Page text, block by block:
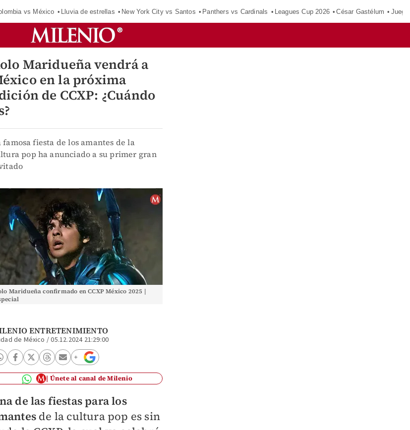
vs México Lluvia de estrellas New York City vs Santos Panthers vs Cardinals Leagues Cup 2026 César Gastélum
Maridueña vendrá a
en la próxima
de CCXP: ¿Cuándo
famosa fiesta de los amantes de la
pop ha anunciado a su primer gran
Maridueña confirmado en CCXP México 2025 |
ENTRETENIMIENTO
de México /05.12.2024 21:29:00
Únete al canal de Milenio
de las fiestas para los
de la cultura pop es sin